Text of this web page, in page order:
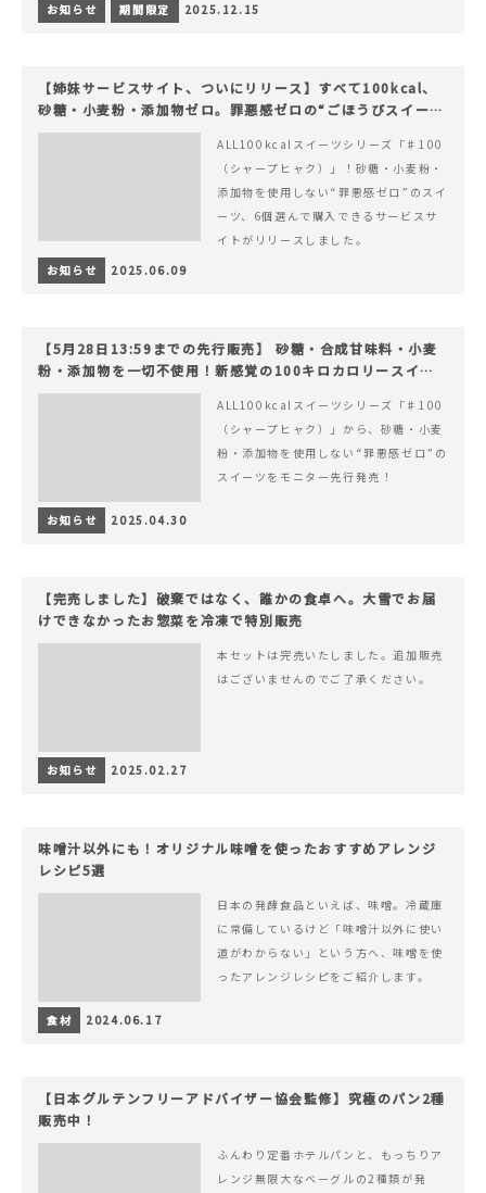
お知らせ 期間限定 2025.12.15
【姉妹サービスサイト、ついにリリース】すべて100kcal、
砂糖・小麦粉・添加物ゼロ。罪悪感ゼロの“ごほうびスイー
ツ”『#100（シャープ100）』
ALL100kcalスイーツシリーズ「♯100
（シャープヒャク）」！砂糖・小麦粉・
添加物を使用しない“罪悪感ゼロ”のスイ
ーツ、6個選んで購入できるサービスサ
イトがリリースしました。
お知らせ
2025.06.09
【5月28日13:59までの先行販売】 砂糖・合成甘味料・小麦
粉・添加物を一切不使用！新感覚の100キロカロリースイー
ツでヘルシーライフを。
ALL100kcalスイーツシリーズ「♯100
（シャープヒャク）」から、砂糖・小麦
粉・添加物を使用しない“罪悪感ゼロ”の
スイーツをモニター先行発売！
お知らせ 2025.04.30
【完売しました】破棄ではなく、誰かの食卓へ。大雪でお届
けできなかったお惣菜を冷凍で特別販売
本セットは完売いたしました。追加販売
はございませんのでご了承ください。
お知らせ 2025.02.27
味噌汁以外にも！オリジナル味噌を使ったおすすめアレンジ
レシピ5選
日本の発酵食品といえば、味噌。冷蔵庫
に常備しているけど「味噌汁以外に使い
道がわからない」という方へ、味噌を使
ったアレンジレシピをご紹介します。
食材 2024.06.17
【日本グルテンフリーアドバイザー協会監修】究極のパン2種
販売中！
ふんわり定番ホテルパンと、もっちりア
レンジ無限大なベーグルの2種類が発